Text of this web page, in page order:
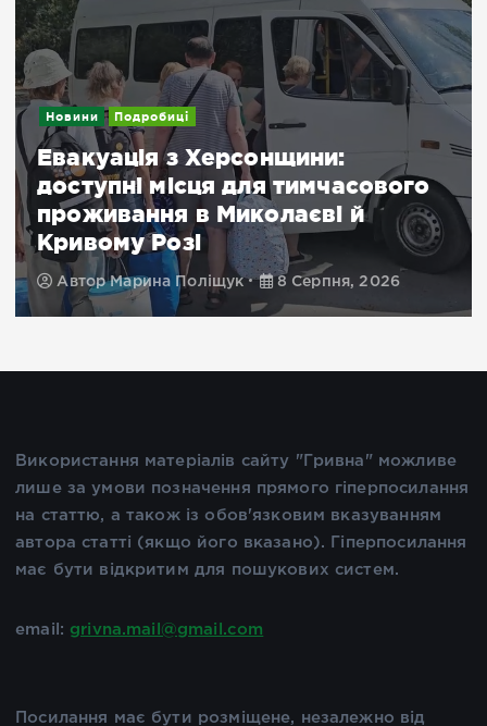
Новини Подробиці
Евакуація з Херсонщини:
доступні місця для тимчасового
проживання в Миколаєві й
Кривому Розі
АвторМарина Поліщук 8 Серпня, 2026
Використання матеріалів сайту "Гривна" можливе
лише за умови позначення прямого гіперпосилання
на статтю, а також із обов'язковим вказуванням
автора статті (якщо його вказано). Гіперпосилання
має бути відкритим для пошукових систем.
email: grivna.mail@gmail.com
Посилання має бути розміщене, незалежно від